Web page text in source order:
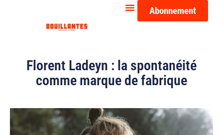
Abonnement
Florent Ladeyn : la spontanéité
comme marque de fabrique